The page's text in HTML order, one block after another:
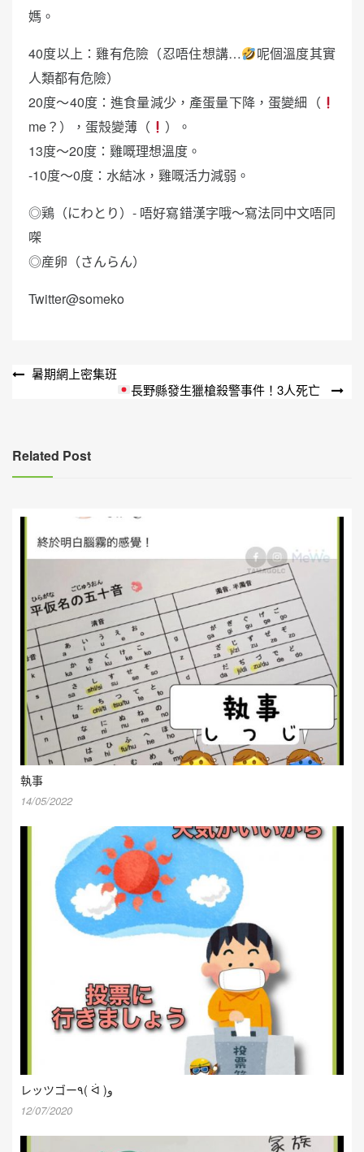
媽。
40度以上：雞有危險（忍唔住想講…
呢個溫度其實
人類都有危險）
20度～40度：進食量減少，產蛋量下降，蛋變細（
me？），蛋殼變薄（
）。
13度～20度：雞嘅理想溫度。
-10度～0度：水結冰，雞嘅活力減弱。
◎鶏（にわとり）- 唔好寫錯漢字哦～寫法同中文唔同
㗎
◎産卵（さんらん）
Twitter@someko
文
覽
暑期網上密集班
長野縣發生獵槍殺警事件！3人死亡
Related Post
執事
14/05/2022
レッツゴー٩( ᐛ )و
12/07/2020